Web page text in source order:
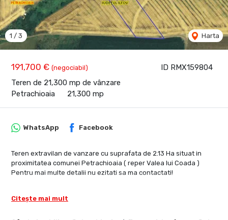
ID RMX159804
191,700 € (negociabil)
Teren de 21,300 mp de vânzare
Petrachioaia
21,300 mp
1 / 3 Harta
WhatsApp Facebook
Teren extravilan de vanzare cu suprafata de 2.13 Ha situat in
proximitatea comunei Petrachioaia ( reper Valea lui Coada )
Pentru mai multe detalii nu ezitati sa ma contactati!
Citește mai mult